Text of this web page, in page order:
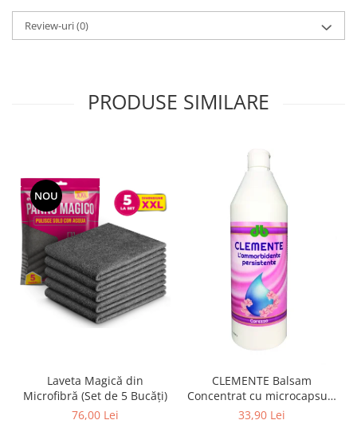
Review-uri(0)
PRODUSE SIMILARE
NOU
Laveta Magică din
Microfibră (Set de 5 Bucăți)
76,00 Lei
CLEMENTE Balsam
Concentrat cu microcapsule
Carezza 1L
33,90 Lei